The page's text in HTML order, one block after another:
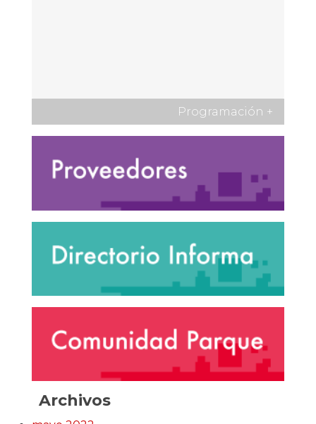
Programación +
Archivos